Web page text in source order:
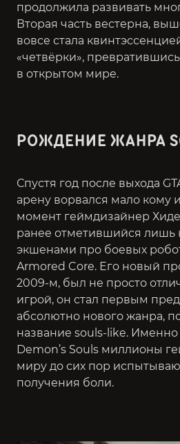
продолжила развивать
Вторая часть вестерна,
вовсе стала
«четвёрки»,
в открытом мире.
РОЖДЕНИЕ ЖАНРА
Спустя год после выхода
арену ворвался мало кому
момент геймдизайнер
ранее отметившийся лишь
экшенами про боевых
Armored Core. Его новый
2009-м, был не просто
игрой, он стал первым
абсолютно нового жанра,
название souls-like. Именно
Demon’s Souls миллионы
миру до сих пор
получения боли.